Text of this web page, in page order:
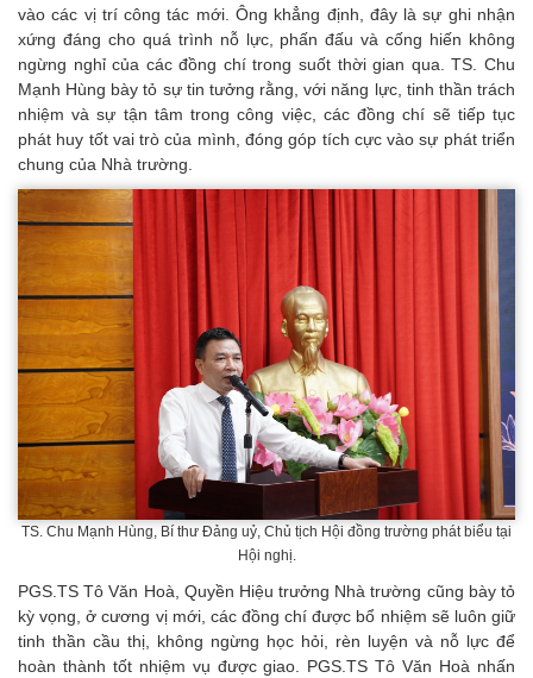
vào các vị trí công tác mới. Ông khẳng định, đây là sự ghi nhận
xứng đáng cho quá trình nỗ lực, phấn đấu và cống hiến không
ngừng nghỉ của các đồng chí trong suốt thời gian qua. TS. Chu
Mạnh Hùng bày tỏ sự tin tưởng rằng, với năng lực, tinh thần trách
nhiệm và sự tận tâm trong công việc, các đồng chí sẽ tiếp tục
phát huy tốt vai trò của mình, đóng góp tích cực vào sự phát triển
chung của Nhà trường.
TS. Chu Mạnh Hùng, Bí thư Đảng uỷ, Chủ tịch Hội đồng trường phát biểu tại
Hội nghị.
PGS.TS Tô Văn Hoà, Quyền Hiệu trưởng Nhà trường cũng bày tỏ
kỳ vọng, ở cương vị mới, các đồng chí được bổ nhiệm sẽ luôn giữ
tinh thần cầu thị, không ngừng học hỏi, rèn luyện và nỗ lực để
hoàn thành tốt nhiệm vụ được giao. PGS.TS Tô Văn Hoà nhấn